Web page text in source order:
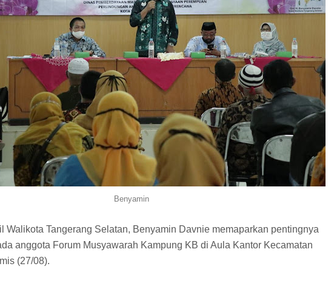
Benyamin
Walikota Tangerang Selatan, Benyamin Davnie memaparkan pentingnya
anggota Forum Musyawarah Kampung KB di Aula Kantor Kecamatan
(27/08).